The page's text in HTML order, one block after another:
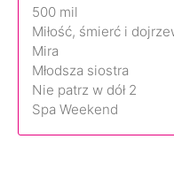
500 mil
Miłość, śmierć i
Mira
Młodsza siostra
Nie patrz w dół 2
Spa Weekend